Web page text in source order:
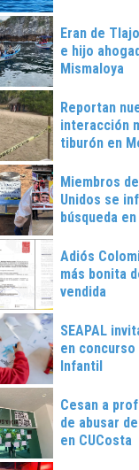
Eran de
e hijo
Mismaloya
Reportan
interacción
tiburón en
Miembros
Unidos se
búsqueda
Adiós
más bonita
vendida
SEAPAL
en concurso
Infantil
Cesan a
de abusar
en CUCosta